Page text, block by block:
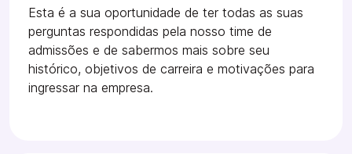
Esta é a sua oportunidade de ter todas as suas
perguntas respondidas pela nosso time de
admissões e de sabermos mais sobre seu
histórico, objetivos de carreira e motivações para
ingressar na empresa.